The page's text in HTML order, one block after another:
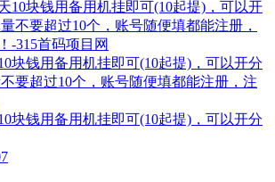
块钱用备用机挂即可(10起提)，可以开分
要超过10个，账号随便填都能注册，注
块钱用备用机挂即可(10起提)，可以开分